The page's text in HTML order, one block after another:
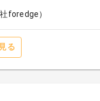
foredge）
る